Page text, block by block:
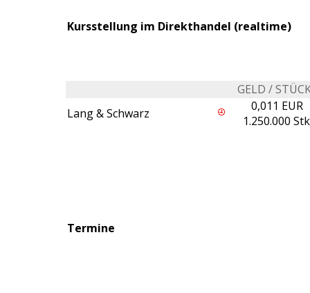
Kursstellung im Direkthandel (realtime)
GELD /
Lang & Schwarz
0,011 EUR
1.250.000
Termine